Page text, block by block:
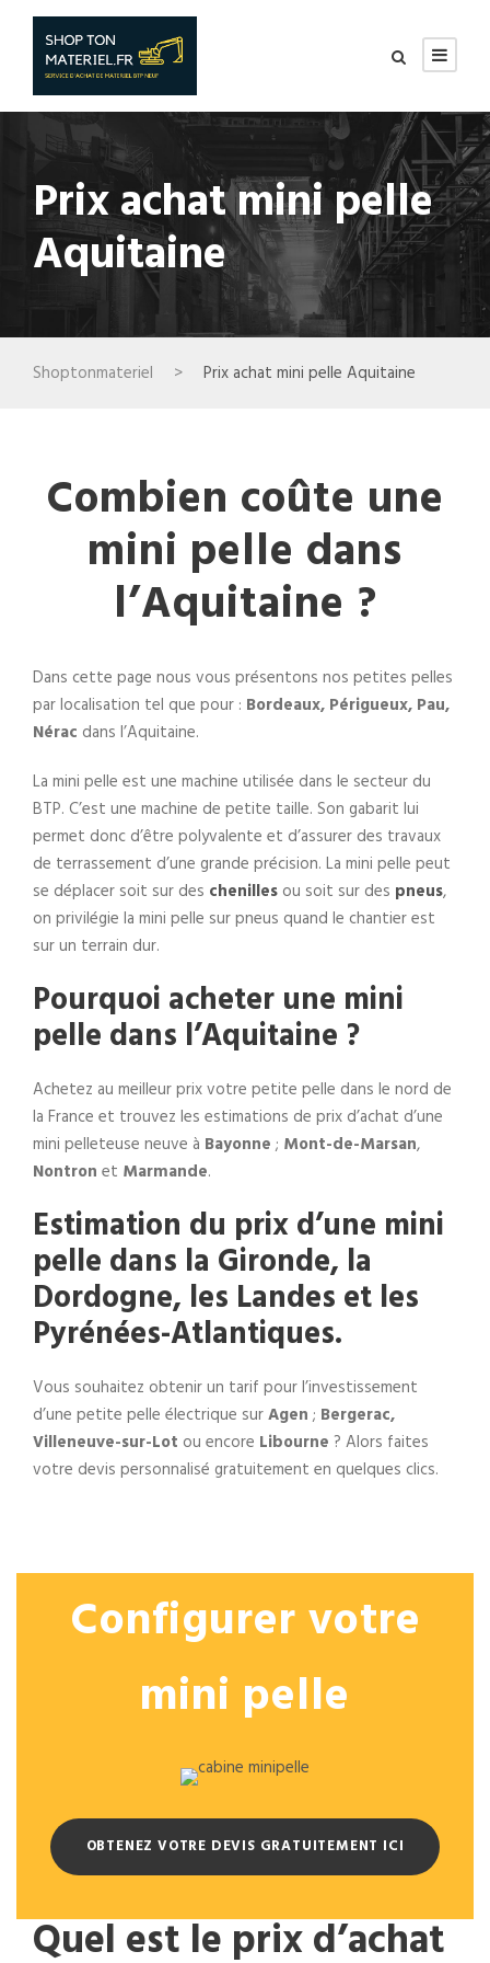
Prix achat mini pelle
Aquitaine
Shoptonmateriel > Prix achat mini pelle Aquitaine
Combien coûte une
mini pelle dans
l’Aquitaine ?
Dans cette page nous vous présentons nos petites pelles
par localisation tel que pour : Bordeaux, Périgueux, Pau,
Nérac dans l’Aquitaine.
La mini pelle est une machine utilisée dans le secteur du
BTP. C’est une machine de petite taille. Son gabarit lui
permet donc d’être polyvalente et d’assurer des travaux
de terrassement d’une grande précision. La mini pelle peut
se déplacer soit sur des chenilles ou soit sur des pneus,
on privilégie la mini pelle sur pneus quand le chantier est
sur un terrain dur.
Pourquoi acheter une mini
pelle dans l’Aquitaine ?
Achetez au meilleur prix votre petite pelle dans le nord de
la France et trouvez les estimations de prix d’achat d’une
mini pelleteuse neuve à Bayonne; Mont-de-Marsan,
Nontron et Marmande.
Estimation du prix d’une mini
pelle dans la Gironde, la
Dordogne, les Landes et les
Pyrénées-Atlantiques.
Vous souhaitez obtenir un tarif pour l’investissement
d’une petite pelle électrique surAgen; Bergerac,
Villeneuve-sur-Lot ou encore Libourne ? Alors faites
votre devis personnalisé gratuitement en quelques clics.
Configurer votre
mini pelle
OBTENEZ VOTRE DEVIS GRATUITEMENT ICI
Quel est le prix d’achat